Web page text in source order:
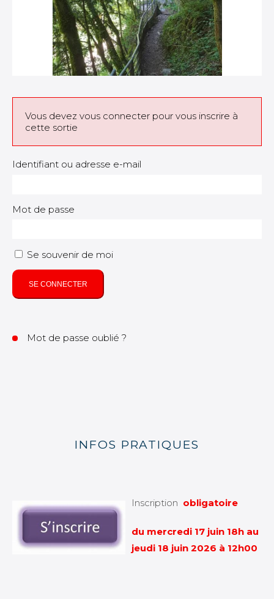
Vous devez vous connecter pour vous inscrire à
cette sortie
Identifiant ou adresse e-mail
Mot de passe
Se souvenir de moi
SE CONNECTER
Mot de passe oublié ?
INFOS PRATIQUES
Inscription obligatoire
du mercredi 17 juin 18h au
jeudi 18 juin 2026 à 12h00